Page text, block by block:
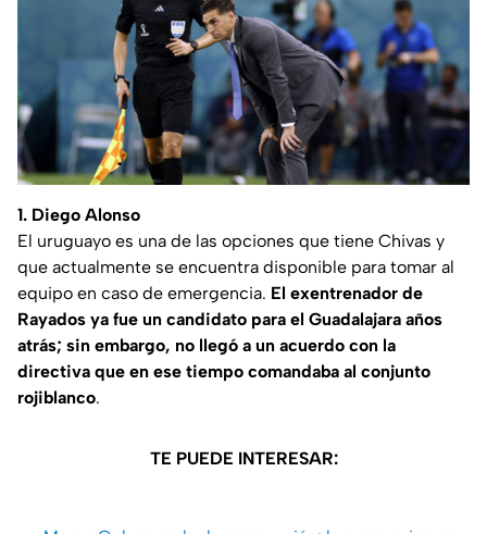
1. Diego Alonso
El uruguayo es una de las opciones que tiene Chivas y
que actualmente se encuentra disponible para tomar al
equipo en caso de emergencia. El exentrenador de
Rayados ya fue un candidato para el Guadalajara años
atrás; sin embargo, no llegó a un acuerdo con la
directiva que en ese tiempo comandaba al conjunto
rojiblanco.
TE PUEDE INTERESAR: